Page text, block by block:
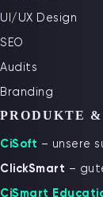
UI/UX Design
SEO
Audits
Branding
PRODUKTE
CiSoft – unsere
ClickSmart –
CiSmart